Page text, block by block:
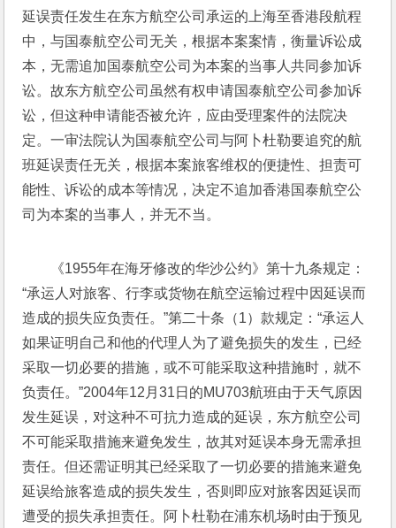
延误责任发生在东方航空公司承运的上海至香港段航程
中，与国泰航空公司无关，根据本案案情，衡量诉讼成
本，无需追加国泰航空公司为本案的当事人共同参加诉
讼。故东方航空公司虽然有权申请国泰航空公司参加诉
讼，但这种申请能否被允许，应由受理案件的法院决
定。一审法院认为国泰航空公司与阿卜杜勒要追究的航
班延误责任无关，根据本案旅客维权的便捷性、担责可
能性、诉讼的成本等情况，决定不追加香港国泰航空公
司为本案的当事人，并无不当。
《1955年在海牙修改的华沙公约》第十九条规定：
“承运人对旅客、行李或货物在航空运输过程中因延误而
造成的损失应负责任。”第二十条（1）款规定：“承运人
如果证明自己和他的代理人为了避免损失的发生，已经
采取一切必要的措施，或不可能采取这种措施时，就不
负责任。”2004年12月31日的MU703航班由于天气原因
发生延误，对这种不可抗力造成的延误，东方航空公司
不可能采取措施来避免发生，故其对延误本身无需承担
责任。但还需证明其已经采取了一切必要的措施来避免
延误给旅客造成的损失发生，否则即应对旅客因延误而
遭受的损失承担责任。阿卜杜勒在浦东机场时由于预见